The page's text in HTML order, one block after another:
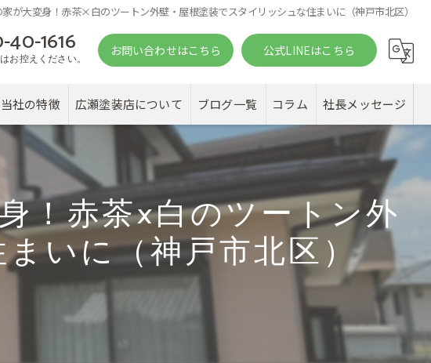
家が大変身！赤茶×白のツートン外壁・屋根塗装でスタイリッシュな住まいに（神戸市北区）
40-1616
お控えください。
お問い合わせはこちら 公式LINEはこちら
当社の特徴
カバー工法
塗り替え
雨漏り
広瀬塗装店について ブログ一覧 コラム 社長メッセージ
！赤茶×白のツートン外
いに（神戸市北区）